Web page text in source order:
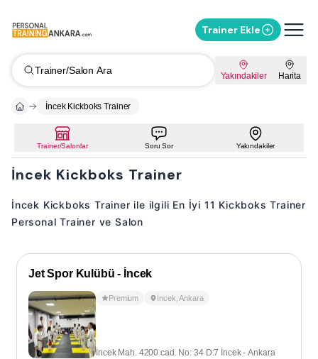
Trainer Ekle
Trainer/Salon Ara Yakındakiler Harita
İncek Kickboks Trainer
Trainer/Salonlar Soru Sor Yakındakiler
İncek Kickboks Trainer
İncek Kickboks Trainer ile ilgili En İyi 11 Kickboks Trainer
Personal Trainer ve Salon
Jet Spor Kulübü - İncek
Premium İncek ,Ankara
İncek Mah. 4200 cad. No: 34 D:7 İncek - Ankara